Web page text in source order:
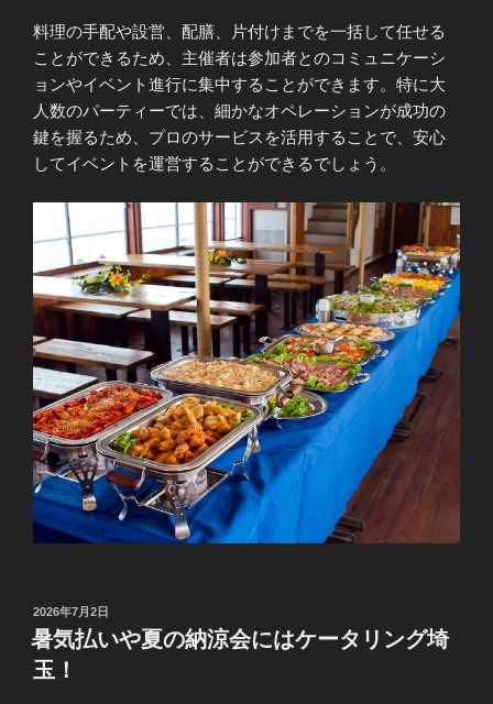
料理の手配や設営、配膳、片付けまでを一括して任せる
ことができるため、主催者は参加者とのコミュニケーシ
ョンやイベント進行に集中することができます。特に大
人数のパーティーでは、細かなオペレーションが成功の
鍵を握るため、プロのサービスを活用することで、安心
してイベントを運営することができるでしょう。
投
稿
日:
2026年7月2日
暑気払いや夏の納涼会にはケータリング埼
玉！